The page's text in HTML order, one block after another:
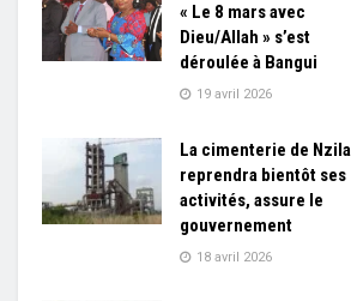
« Le 8 mars avec
Dieu/Allah » s’est
déroulée à Bangui
19 avril 2026
La cimenterie de Nzila
reprendra bientôt ses
activités, assure le
gouvernement
18 avril 2026